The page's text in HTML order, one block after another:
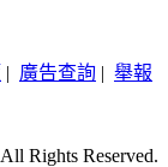
| 廣告查詢 | 舉報
Rights Reserved.